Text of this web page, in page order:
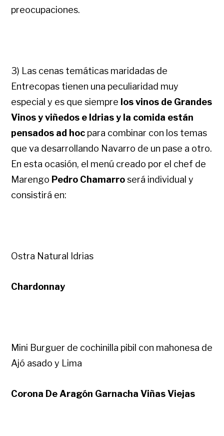
preocupaciones.
3) Las cenas temáticas maridadas de
Entrecopas tienen una peculiaridad muy
especial y es que siempre los vinos de Grandes
Vinos y viñedos e Idrias y la comida están
pensados ad hoc para combinar con los temas
que va desarrollando Navarro de un pase a otro.
En esta ocasión, el menú creado por el chef de
Marengo Pedro Chamarroserá individual y
consistirá en:
Ostra Natural Idrias
Chardonnay
Mini Burguer de cochinilla pibil con mahonesa de
Ajó asado y Lima
Corona De Aragón Garnacha Viñas Viejas